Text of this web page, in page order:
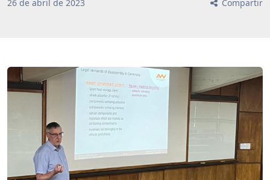
26 de abril de 2023 Compartir